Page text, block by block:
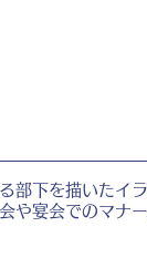
部下を描いたイ
や宴会でのマナ